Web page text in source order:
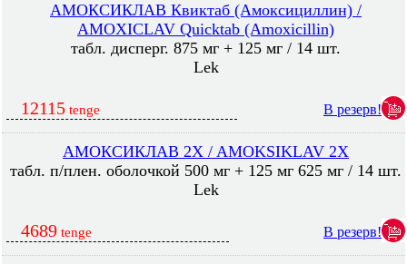
АМОКСИКЛАВ Квиктаб (Амоксициллин) /
AMOXICLAV Quicktab (Amoxicillin)
табл. дисперг. 875 мг + 125 мг / 14 шт.
Lek
12115 tenge В резерв!
АМОКСИКЛАВ 2X / AMOKSIKLAV 2X
табл. п/плен. оболочкой 500 мг + 125 мг 625 мг / 14 шт.
Lek
4689 tenge В резерв!